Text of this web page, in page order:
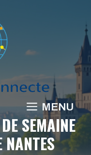
MENU
SEMAINE